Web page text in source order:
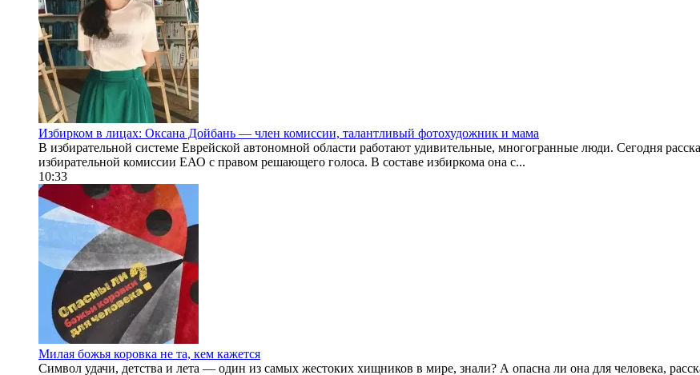
Избирком в лицах: Оксана Дойбань — член комиссии, талантливый фотохудожник и мама
В избирательной системе Еврейской автономной области работают удивительные, многогранные люди. Сегодня
избирательной комиссии ЕАО с правом решающего голоса. В составе избиркома она с...
10:33
Милая божья коровка не та, кем кажется
Символ удачи, детства и лета — один из самых жестоких хищников в мире, знали? А опасна ли она для человека,